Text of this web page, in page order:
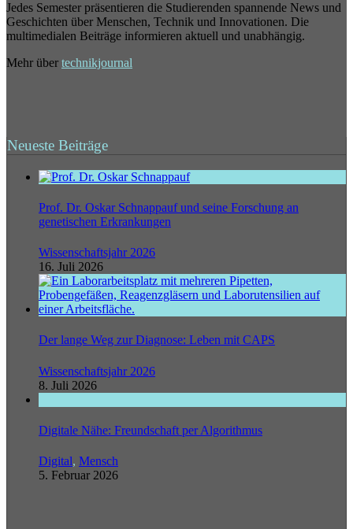
Jedes Semester präsentieren die Studierenden spannende News und
Geschichten über Menschen, Technik und Innovationen. Die
multimedialen Beiträge informieren aktuell und unabhängig.
Mehr über technikjournal
Neueste Beiträge
Prof. Dr. Oskar Schnappauf und seine Forschung an
genetischen Erkrankungen
Wissenschaftsjahr 2026
16. Juli 2026
Der lange Weg zur Diagnose: Leben mit CAPS
Wissenschaftsjahr 2026
8. Juli 2026
Digitale Nähe: Freundschaft per Algorithmus
Digital, Mensch
5. Februar 2026